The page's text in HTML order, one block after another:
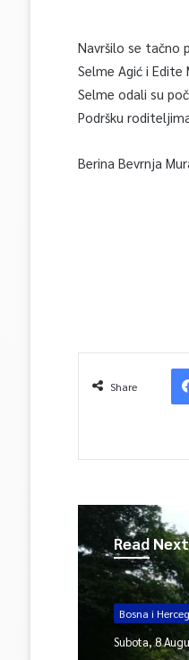
Navršilo se tačno
Selme Agić i
Selme odali su
Podršku
Berina Bevrnja
Share
Read Next
Bosna i
Subota, 8